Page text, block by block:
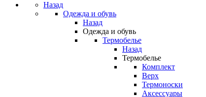
Назад
Одежда и обувь
Назад
Одежда и обувь
Термобелье
Назад
Термобелье
Комплект
Верх
Термоноски
Аксессуары